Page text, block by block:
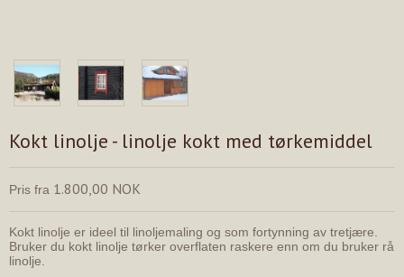
Kokt linolje - linolje kokt med tørkemiddel
Pris fra 1.800,00 NOK
Kokt linolje er ideel til linoljemaling og som fortynning av tretjære.
Bruker du kokt linolje tørker overflaten raskere enn om du bruker rå
linolje.